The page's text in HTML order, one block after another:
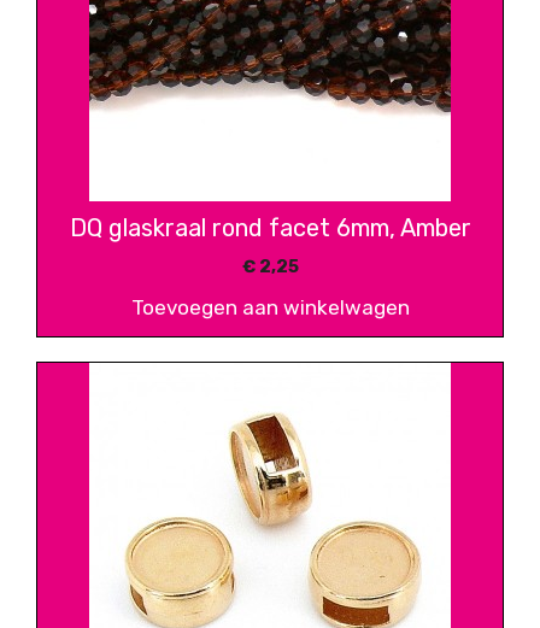
DQ glaskraal rond facet 6mm, Amber
€2,25
Toevoegen aan winkelwagen